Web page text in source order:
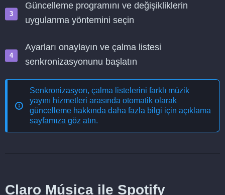
Güncelleme programını ve değişikliklerin
uygulanma yöntemini seçin
Ayarları onaylayın ve çalma listesi
senkronizasyonunu başlatın
Senkronizasyon, çalma listelerini farklı müzik
yayını hizmetleri arasında otomatik olarak
güncelleme hakkında daha fazla bilgi için açıklama
sayfamıza göz atın.
Claro Música ile Spotify